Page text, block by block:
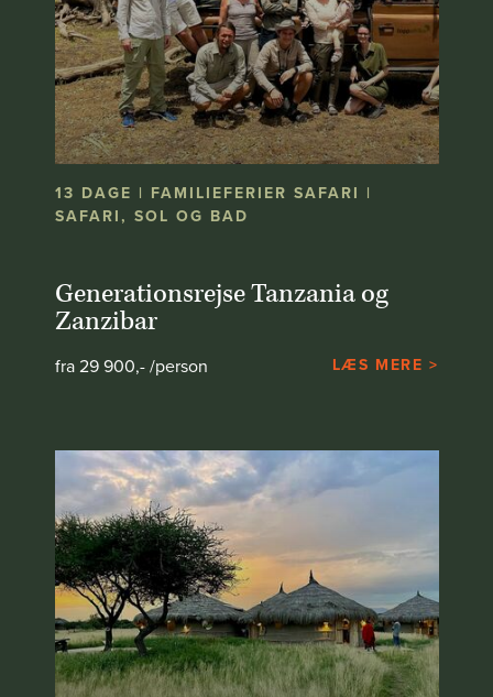
13 DAGE | FAMILIEFERIER SAFARI |
SAFARI, SOL OG BAD
Generationsrejse Tanzania og
Zanzibar
fra 29 900,- /person LÆS MERE >